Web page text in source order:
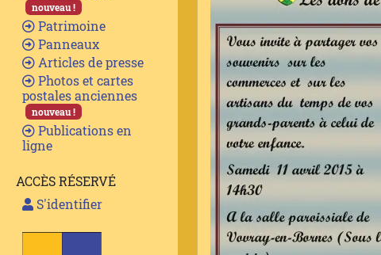
nouveau !
Patrimoine
Panneaux
Articles de presse
Photos et cartes
postales anciennes
nouveau !
Publications en
ligne
ACCÈS RÉSERVÉ
S'identifier